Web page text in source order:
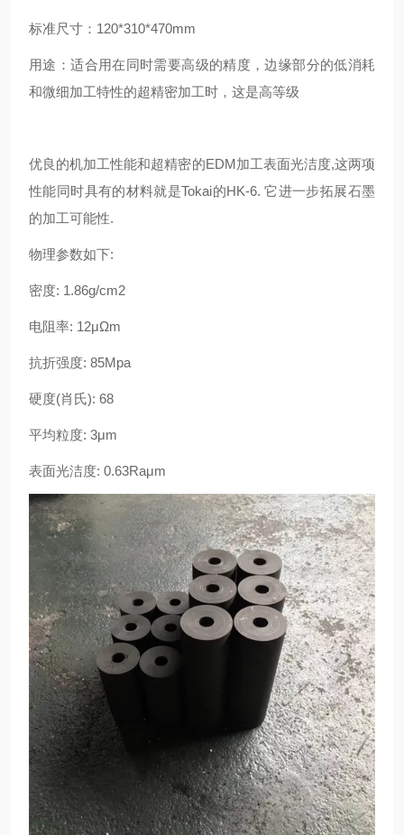
标准尺寸：120*310*470mm
用途：适合用在同时需要高级的精度，边缘部分的低消耗
和微细加工特性的超精密加工时，这是高等级
优良的机加工性能和超精密的EDM加工表面光洁度,这两项
性能同时具有的材料就是Tokai的HK-6. 它进一步拓展石墨
的加工可能性.
物理参数如下:
密度: 1.86g/cm2
电阻率: 12μΩm
抗折强度: 85Mpa
硬度(肖氏): 68
平均粒度: 3μm
表面光洁度: 0.63Raμm